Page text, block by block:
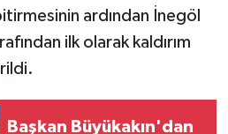
ardından İnegöl
ilk olarak kaldırım
Başkan Büyükakın'dan